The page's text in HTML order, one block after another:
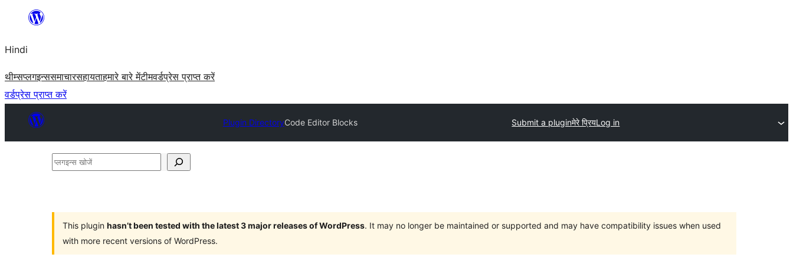
सामग्री
जाएं
Hindi
थीम्सप्लगइन्ससमाचारसहायताहमारे बारे मेंटीमवर्डप्रेस प्राप्त करें
वर्डप्रेस प्राप्त करें
Plugin DirectoryCode Editor Blocks Submit a pluginमेरे प्रियLog in
प्लगइन्स
This plugin hasn’t been tested with the latest 3 major releases of WordPress. It may no longer be maintained or supported and may have compatibility issues when used
with more recent versions of WordPress.